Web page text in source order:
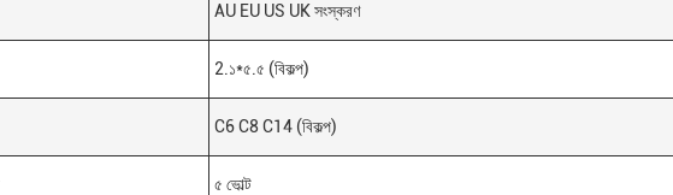
AU EU US UK সংস্করণ
2.১*৫.৫ (বিকল্প)
C6 C8 C14 (বিকল্প)
৫ ভোল্ট